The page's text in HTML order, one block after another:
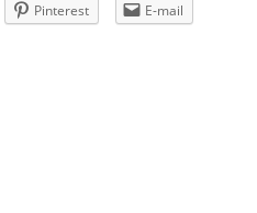
Pinterest
E-mail